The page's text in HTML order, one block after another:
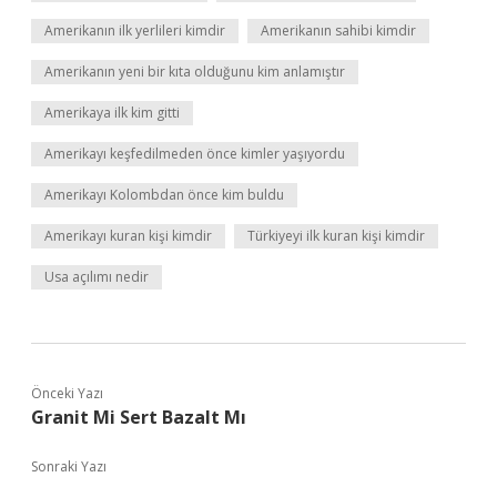
Amerikanın ilk yerlileri kimdir Amerikanın sahibi kimdir
Amerikanın yeni bir kıta olduğunu kim anlamıştır
Amerikaya ilk kim gitti
Amerikayı keşfedilmeden önce kimler yaşıyordu
Amerikayı Kolombdan önce kim buldu
Amerikayı kuran kişi kimdir Türkiyeyi ilk kuran kişi kimdir
Usa açılımı nedir
Önceki Yazı
Granit Mi Sert Bazalt Mı
Sonraki Yazı